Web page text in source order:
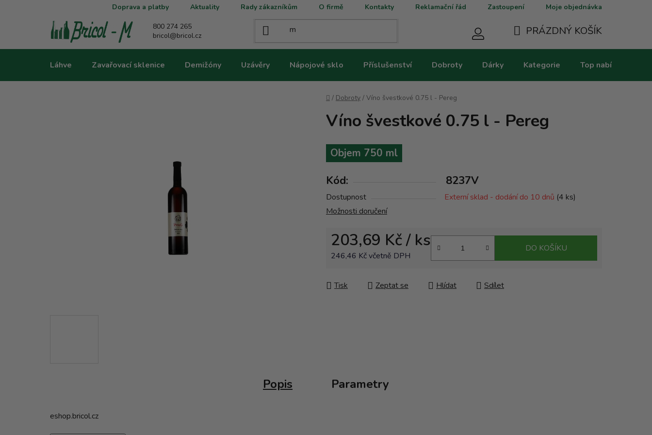
Doprava a platby Aktuality Rady zákazníkům O firmě Kontakty Reklamační řád Zastoupení Moje objednávka
800 274 265
bricol@bricol.cz
KOŠÍK
PRÁZDNÝ KOŠÍK
Láhve Zavařovací sklenice Demižóny Uzávěry Nápojové sklo Příslušenství Dobroty Dárky Kategorie Top nabídky
Domů
/ Dobroty / Víno švestkové 0.75 l - Pereg
Víno švestkové 0.75 l - Pereg
Objem 750 ml
Kód: 8237V
Dostupnost Externí sklad - dodání do 10 dnů (4 ks)
Možnosti doručení
203,69 Kč/ ks
246,46 Kč včetně DPH
DO KOŠÍKU
Tisk Zeptat se Hlídat Sdílet
Popis Parametry
eshop.bricol.cz